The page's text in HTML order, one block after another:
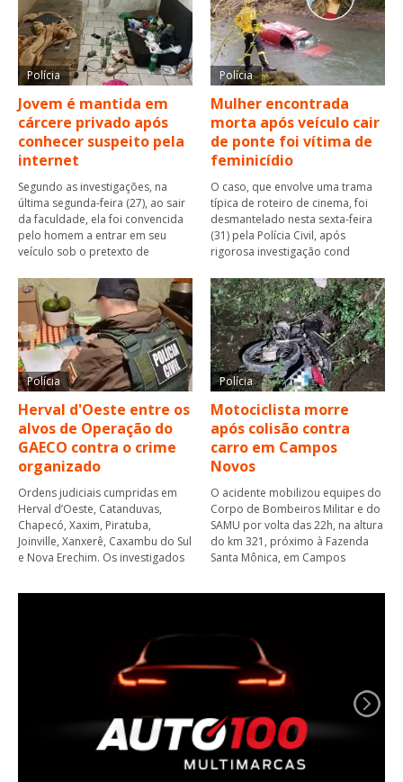
Polícia
Jovem é mantida em
cárcere privado após
conhecer suspeito pela
internet
Segundo as investigações, na
última segunda-feira (27), ao sair
da faculdade, ela foi convencida
pelo homem a entrar em seu
veículo sob o pretexto de
Polícia
Mulher encontrada
morta após veículo cair
de ponte foi vítima de
feminicídio
O caso, que envolve uma trama
típica de roteiro de cinema, foi
desmantelado nesta sexta-feira
(31) pela Polícia Civil, após
rigorosa investigação cond
Polícia
Herval d'Oeste entre os
alvos de Operação do
GAECO contra o crime
organizado
Ordens judiciais cumpridas em
Herval d’Oeste, Catanduvas,
Chapecó, Xaxim, Piratuba,
Joinville, Xanxerê, Caxambu do Sul
e Nova Erechim. Os investigados
Polícia
Motociclista morre
após colisão contra
carro em Campos
Novos
O acidente mobilizou equipes do
Corpo de Bombeiros Militar e do
SAMU por volta das 22h, na altura
do km 321, próximo à Fazenda
Santa Mônica, em Campos